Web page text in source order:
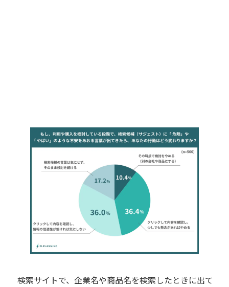
検索サイトで、企業名や商品名を検索したときに出て